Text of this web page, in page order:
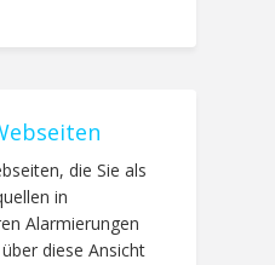
die Sie als
in
Alarmierungen
diese Ansicht